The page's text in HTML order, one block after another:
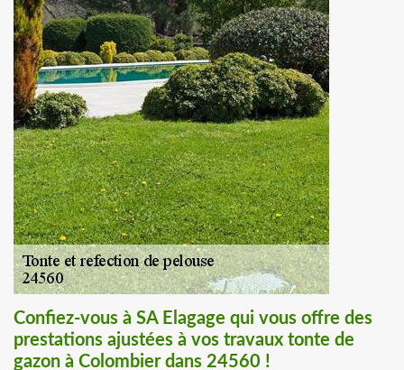
Confiez-vous à SA Elagage qui vous offre des
prestations ajustées à vos travaux tonte de
gazon à Colombier dans 24560 !